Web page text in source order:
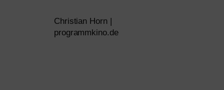
Christian Horn |
programmkino.de